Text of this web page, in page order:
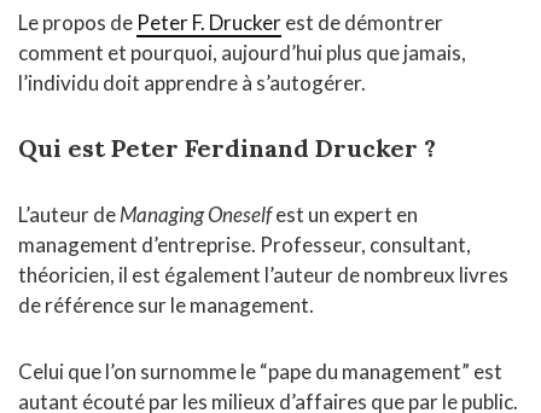
Le propos de Peter F. Druckerest de démontrer
comment et pourquoi, aujourd’hui plus que jamais,
l’individu doit apprendre à s’autogérer.
Qui est Peter Ferdinand Drucker ?
L’auteur deManaging Oneselfest un expert en
management d’entreprise. Professeur, consultant,
théoricien, il est également l’auteur de nombreux livres
de référence sur le management.
Celui que l’on surnomme le “pape du management” est
autant écouté par les milieux d’affaires que par le public.